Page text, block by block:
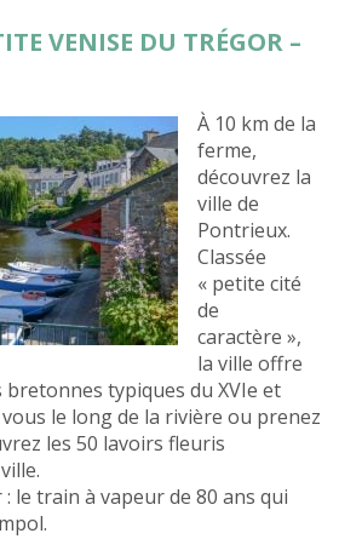
VENISE DU TRÉGOR –
À 10 km de la
ferme,
découvrez la
ville de
Pontrieux.
Classée
« petite cité
de
caractère »,
la ville offre
typiques du XVIe et
vous le long de la rivière ou prenez
les 50 lavoirs fleuris
le train à vapeur de 80 ans qui